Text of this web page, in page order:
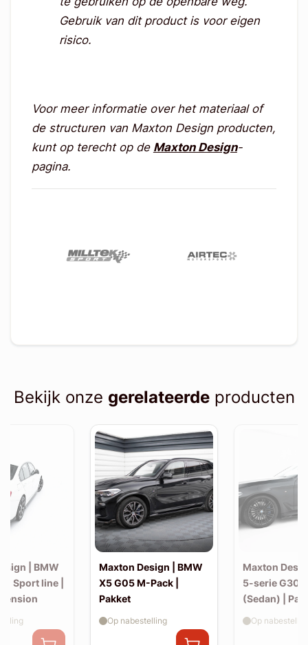
Gebruik van dit product is voor eigen
risico.
Voor meer informatie over het materiaal of
de structuren van Maxton Design producten,
kunt op terecht op de Maxton Design-
pagina.
Bekijk onze gerelateerdeproducten
| BMW
Sport line |
Maxton Design | BMW
X5 G05 M-Pack |
Pakket
Op nabestelling
Maxton
5-serie G30
(Sedan) |
Op